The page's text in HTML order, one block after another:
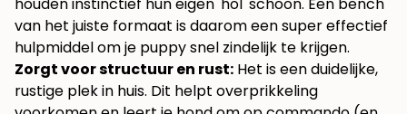
houden instinctief hun eigen 'hol' schoon. Een bench
van het juiste formaat is daarom een super effectief
hulpmiddel om je puppy snel zindelijk te krijgen.
Zorgt voor structuur en rust: Het is een duidelijke,
rustige plek in huis. Dit helpt overprikkeling